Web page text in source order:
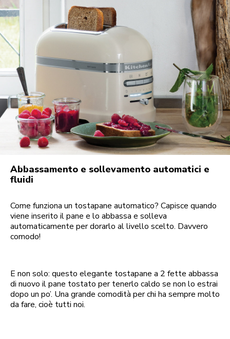
Abbassamento e sollevamento automatici e
fluidi
Come funziona un tostapane automatico? Capisce quando
viene inserito il pane e lo abbassa e solleva
automaticamente per dorarlo al livello scelto. Davvero
comodo!
E non solo: questo elegante tostapane a 2 fette abbassa
di nuovo il pane tostato per tenerlo caldo se non lo estrai
dopo un po’. Una grande comodità per chi ha sempre molto
da fare, cioè tutti noi.